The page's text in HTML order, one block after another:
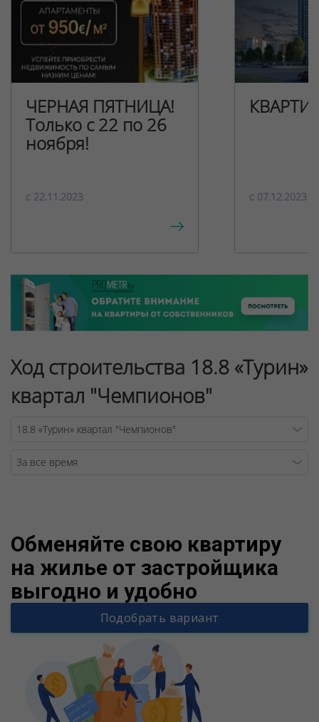
ЧЕРНАЯ ПЯТНИЦА!
Только с 22 по 26
ноября!
c 22.11.2023 c 07.12.2023
Ход строительства 18.8 «Турин»
квартал "Чемпионов"
Обменяйте свою квартиру
на жилье от застройщика
выгодно и удобно
Подобрать вариант